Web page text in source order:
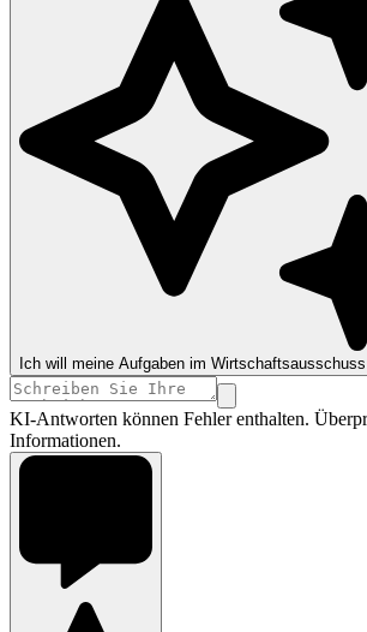
Ich will meine Aufgaben im
KI-Antworten können Fehler enthalten.
Informationen.